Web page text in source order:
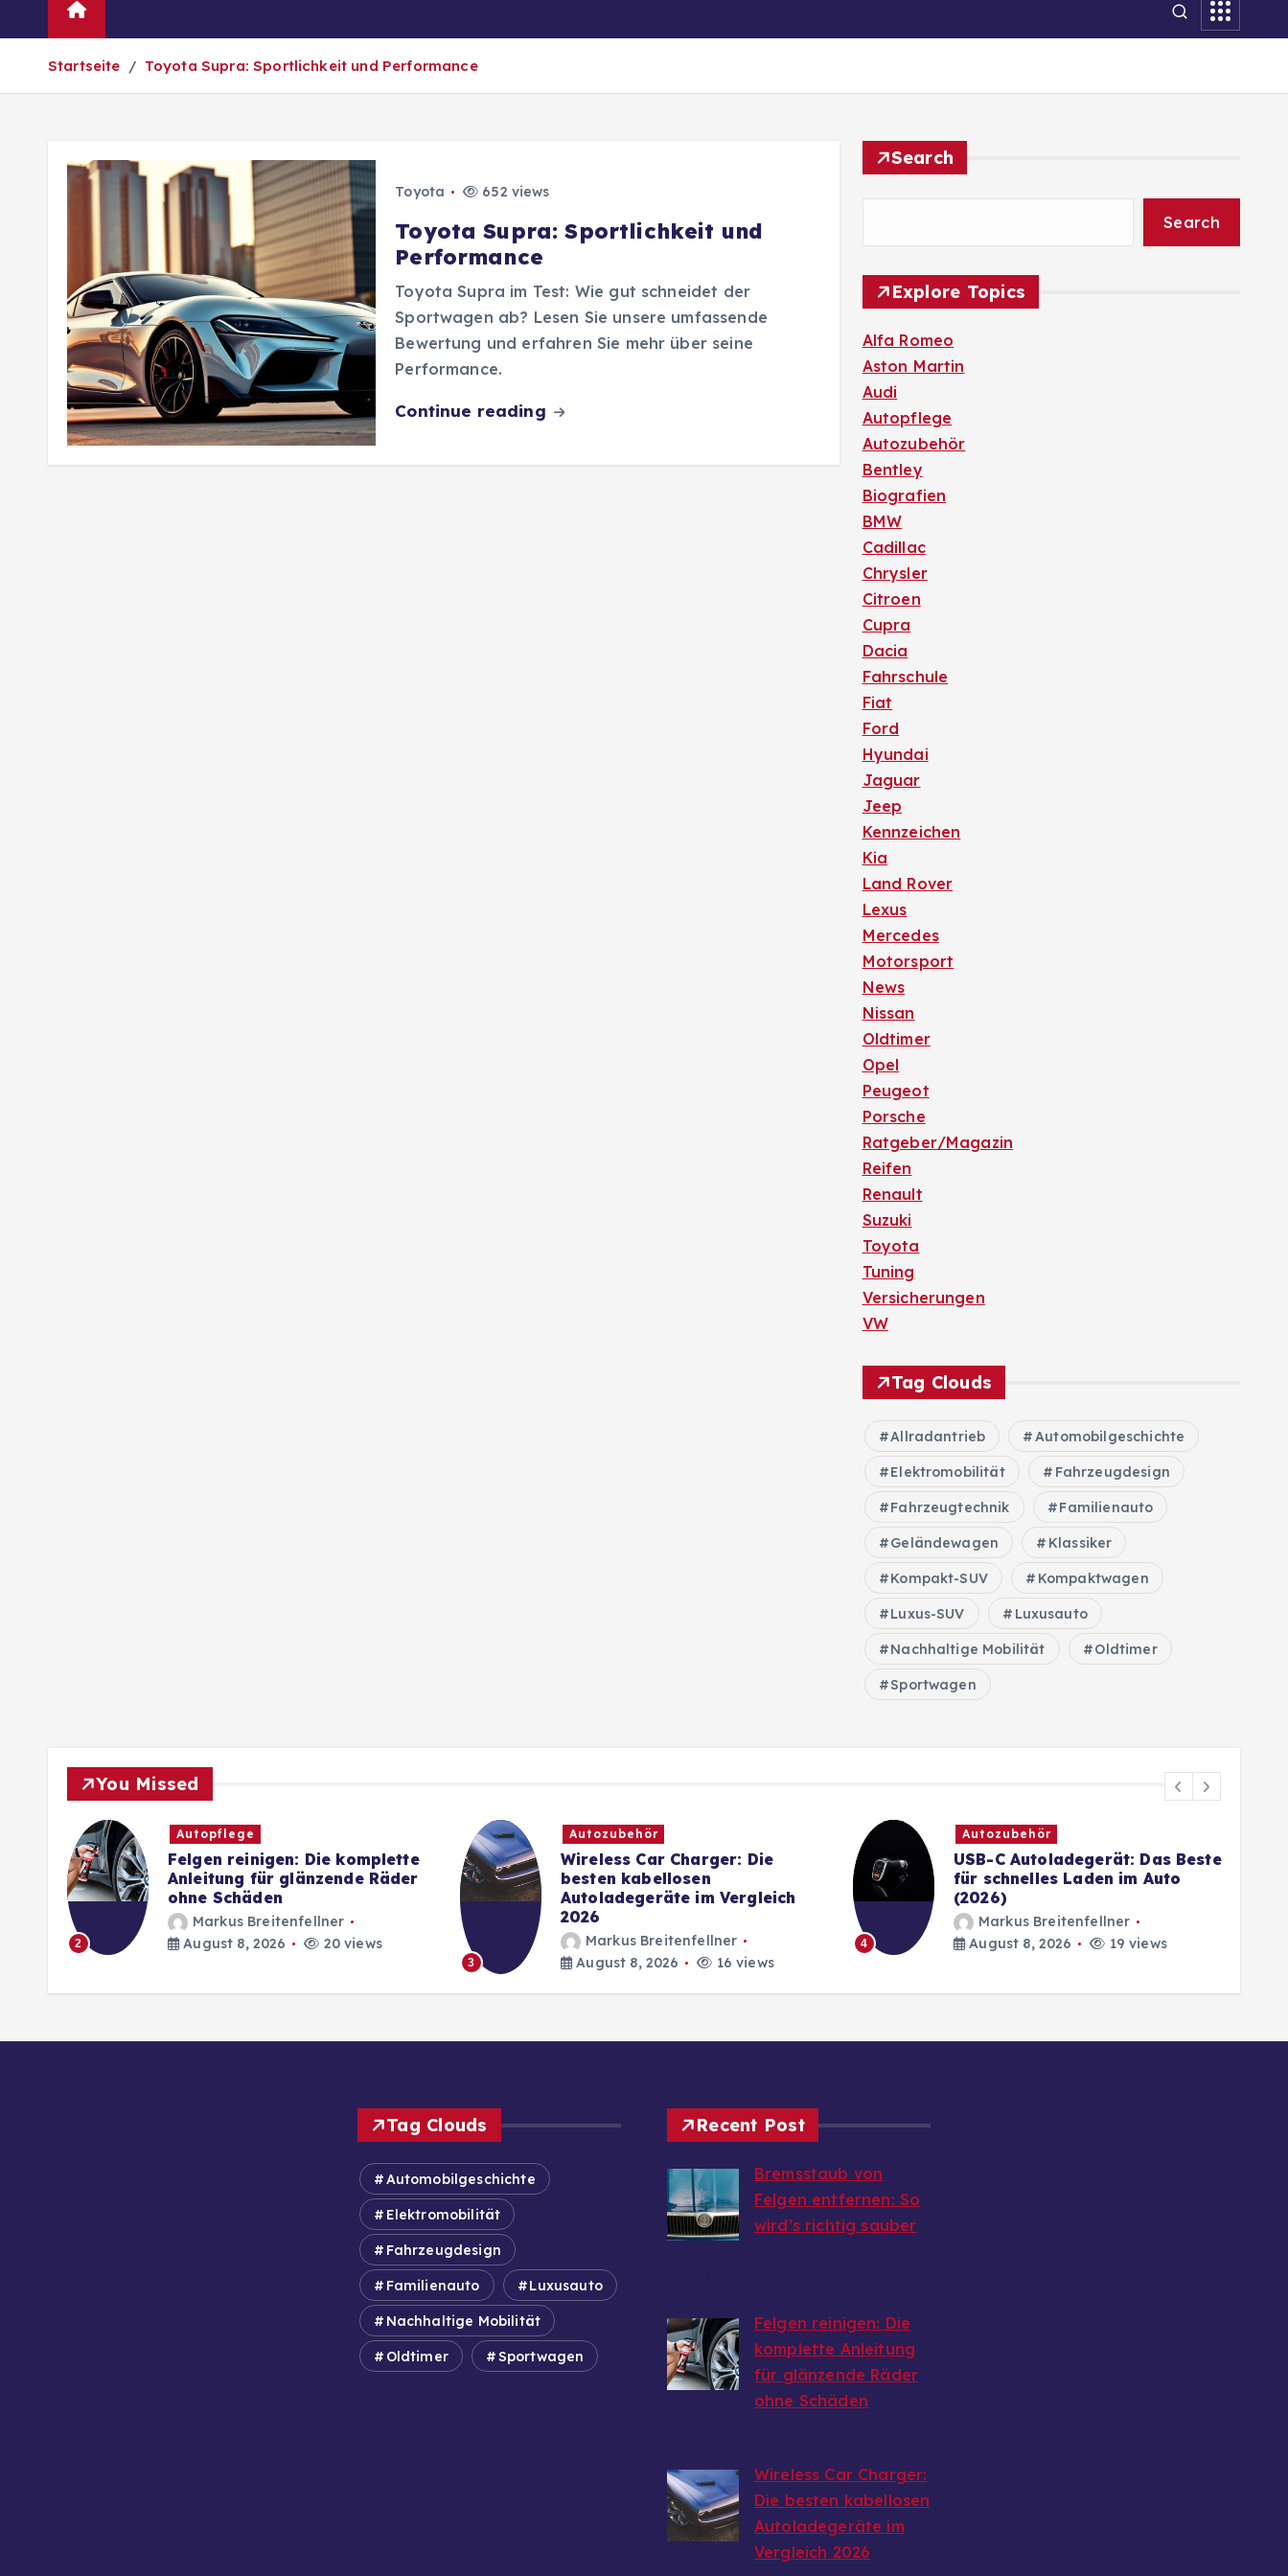
Startseite Toyota Supra: Sportlichkeit und Performance
Toyota 652 views
Toyota Supra: Sportlichkeit und
Performance
Toyota Supra im Test: Wie gut schneidet der
Sportwagen ab? Lesen Sie unsere umfassende
Bewertung und erfahren Sie mehr über seine
Performance.
Continue reading
Search
Search
Explore Topics
Alfa Romeo
Aston Martin
Audi
Autopflege
Autozubehör
Bentley
Biografien
BMW
Cadillac
Chrysler
Citroen
Cupra
Dacia
Fahrschule
Fiat
Ford
Hyundai
Jaguar
Jeep
Kennzeichen
Kia
Land Rover
Lexus
Mercedes
Motorsport
News
Nissan
Oldtimer
Opel
Peugeot
Porsche
Ratgeber/Magazin
Reifen
Renault
Suzuki
Toyota
Tuning
Versicherungen
VW
Tag Clouds
Allradantrieb Automobilgeschichte
Elektromobilität Fahrzeugdesign
Fahrzeugtechnik Familienauto
Geländewagen Klassiker
Kompakt-SUV Kompaktwagen
Luxus-SUV Luxusauto
Nachhaltige Mobilität Oldtimer
Sportwagen
You Missed
2
Autopflege
Felgen reinigen: Die komplette
Anleitung für glänzende Räder
ohne Schäden
Markus Breitenfellner
August 8, 2026
20 views
3
Autozubehör
Wireless Car Charger: Die
besten kabellosen
Autoladegeräte im Vergleich
2026
Markus Breitenfellner
August 8, 2026
16 views
4
Autozubehör
USB-C Autoladegerät: Das Beste
für schnelles Laden im Auto
(2026)
Markus Breitenfellner
August 8, 2026
19 views
Tag Clouds
Automobilgeschichte
Elektromobilität
Fahrzeugdesign
Familienauto Luxusauto
Nachhaltige Mobilität
Oldtimer Sportwagen
Recent Post
Bremsstaub von
Felgen entfernen: So
wird’s richtig sauber
Felgen reinigen: Die
komplette Anleitung
für glänzende Räder
ohne Schäden
Wireless Car Charger:
Die besten kabellosen
Autoladegeräte im
Vergleich 2026